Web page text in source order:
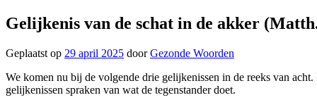
Gelijkenis van de schat in de akker
Geplaatst op 29 april 2025 doorGezonde Woorden
We komen nu bij de volgende drie gelijkenissen in de reeks van
gelijkenissen spraken van wat de tegenstander doet.